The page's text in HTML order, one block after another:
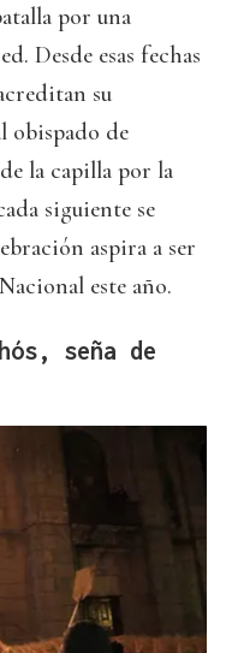
por una
Desde esas fechas
su
obispado de
la capilla por la
siguiente se
aspira a ser
este año.
seña de